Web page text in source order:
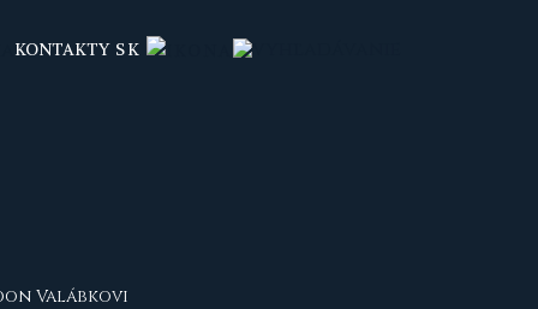
KONTAKTY SK
Valábkovi